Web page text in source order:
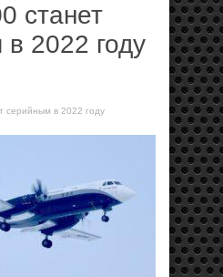
станет
2022 году
серийным в 2022 году